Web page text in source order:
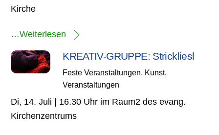
Kirche
…Weiterlesen
KREATIV-GRUPPE: Strickliesl
Feste Veranstaltungen Kunst,
Veranstaltungen
Di, 14. Juli | 16.30 Uhr im Raum2 des evang.
Kirchenzentrums